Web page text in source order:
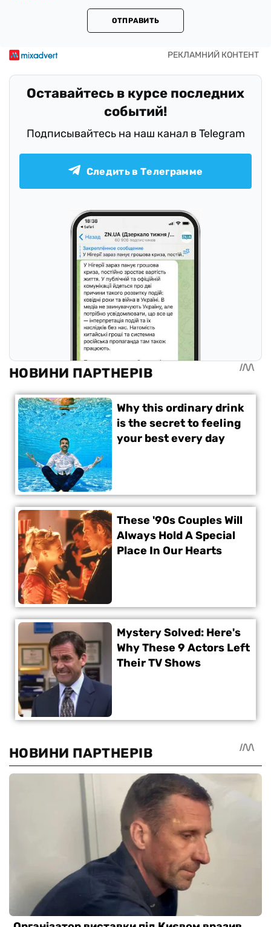
ОТПРАВИТЬ
Оставайтесь в курсе последних
событий!
Подписывайтесь на наш канал в Telegram
Следить в Телеграмме